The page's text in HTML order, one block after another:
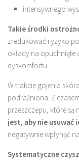
intensywnego
Takie środki
zredukować ryzyko
okłady na
dyskomfortu.
W trakcie gojenia
podrażniona. Z
przeszczepu, które są
jest, aby nie usuwać
negatywnie wpłynąć
Systematyczne